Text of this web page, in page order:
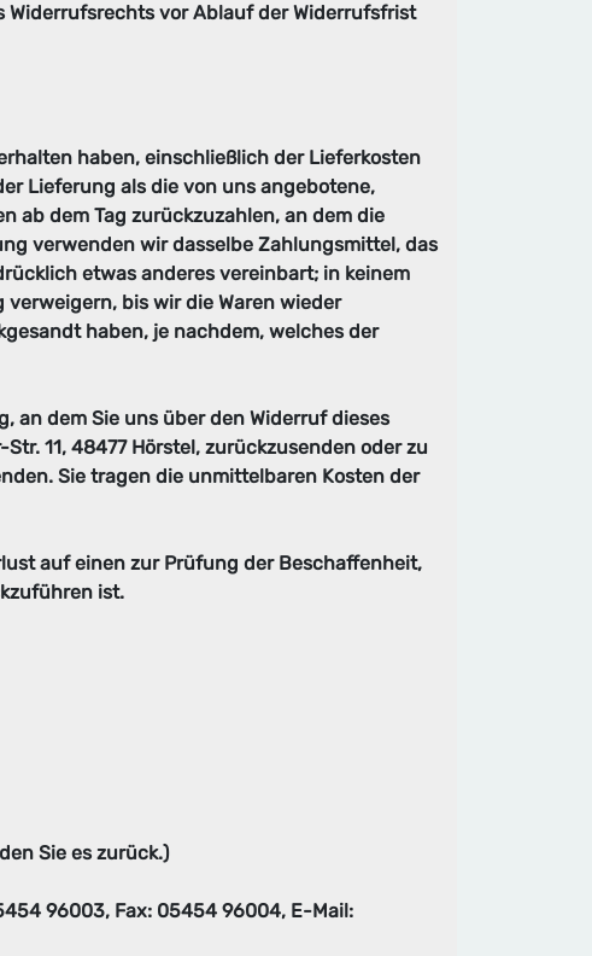
vor Ablauf der Widerrufsfrist
haben, einschließlich der Lieferkosten
Lieferung als die von uns angebotene,
ab dem Tag zurückzuzahlen, an dem die
verwenden wir dasselbe Zahlungsmittel, das
etwas anderes vereinbart; in keinem
bis wir die Waren wieder
haben, je nachdem, welches der
an dem Sie uns über den Widerruf dieses
11, 48477 Hörstel, zurückzusenden oder zu
Sie tragen die unmittelbaren Kosten der
auf einen zur Prüfung der Beschaffenheit,
ist.
Sie es zurück.)
96003, Fax: 05454 96004, E-Mail: